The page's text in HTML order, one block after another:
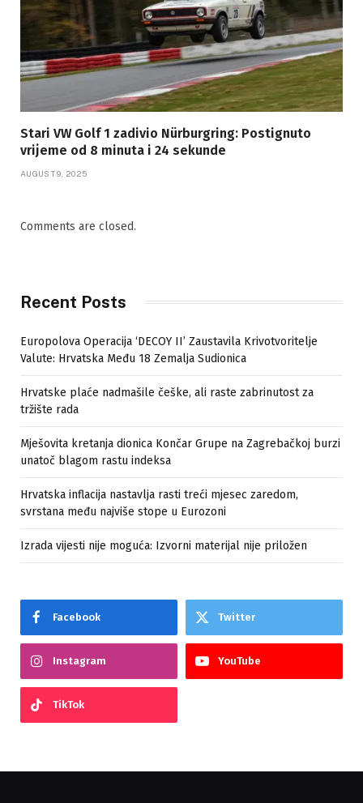
Stari VW Golf 1 zadivio Nürburgring: Postignuto
vrijeme od 8 minuta i 24 sekunde
AUGUST 9, 2025
Comments are closed.
Recent Posts
Europolova Operacija ‘DECOY II’ Zaustavila Krivotvoritelje
Valute: Hrvatska Među 18 Zemalja Sudionica
Hrvatske plaće nadmašile češke, ali raste zabrinutost za
tržište rada
Mješovita kretanja dionica Končar Grupe na Zagrebačkoj burzi
unatoč blagom rastu indeksa
Hrvatska inflacija nastavlja rasti treći mjesec zaredom,
svrstana među najviše stope u Eurozoni
Izrada vijesti nije moguća: Izvorni materijal nije priložen
Facebook Twitter
Instagram YouTube
TikTok